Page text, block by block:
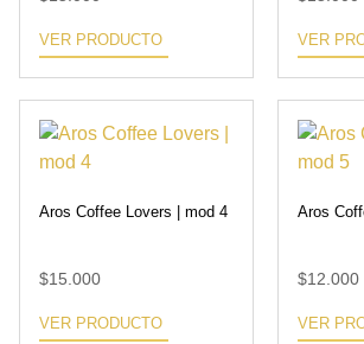
VER PRODUCTO VER
Aros Coffee Lovers | mod 4
$15.000
VER PRODUCTO
Aros
$12.000
VER